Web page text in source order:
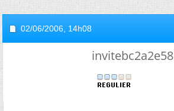
02/06/2006, 14h08
invitebc2a2e58